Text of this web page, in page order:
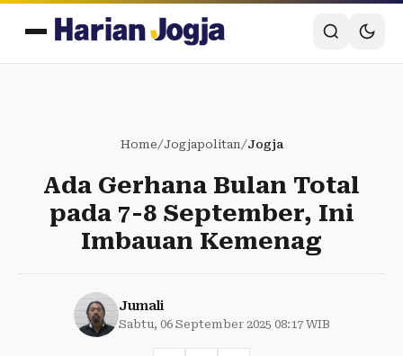
Home/Jogjapolitan/Jogja
Ada Gerhana Bulan Total
pada 7-8 September, Ini
Imbauan Kemenag
Jumali
Sabtu, 06 September 2025 08:17 WIB